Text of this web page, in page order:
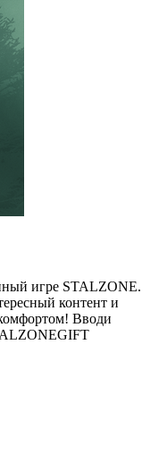
игре STALZONE.
контент и
Вводи